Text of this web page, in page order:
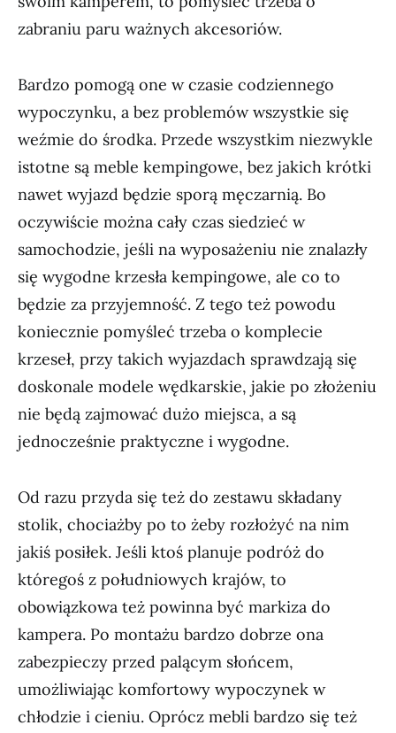
zabraniu paru ważnych akcesoriów.
Bardzo pomogą one w czasie codziennego
wypoczynku, a bez problemów wszystkie się
weźmie do środka. Przede wszystkim niezwykle
istotne są meble kempingowe, bez jakich krótki
nawet wyjazd będzie sporą męczarnią. Bo
oczywiście można cały czas siedzieć w
samochodzie, jeśli na wyposażeniu nie znalazły
się wygodne krzesła kempingowe, ale co to
będzie za przyjemność. Z tego też powodu
koniecznie pomyśleć trzeba o komplecie
krzeseł, przy takich wyjazdach sprawdzają się
doskonale modele wędkarskie, jakie po złożeniu
nie będą zajmować dużo miejsca, a są
jednocześnie praktyczne i wygodne.
Od razu przyda się też do zestawu składany
stolik, chociażby po to żeby rozłożyć na nim
jakiś posiłek. Jeśli ktoś planuje podróż do
któregoś z południowych krajów, to
obowiązkowa też powinna być markiza do
kampera. Po montażu bardzo dobrze ona
zabezpieczy przed palącym słońcem,
umożliwiając komfortowy wypoczynek w
chłodzie i cieniu. Oprócz mebli bardzo się też